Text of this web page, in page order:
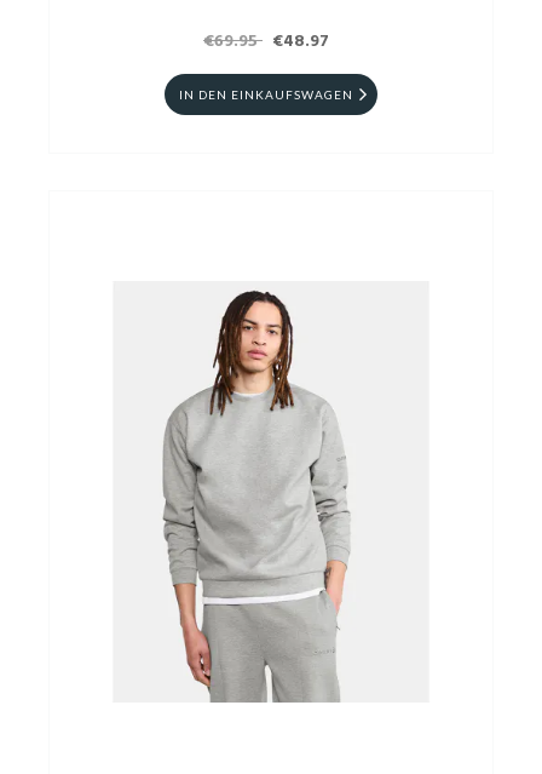
€69.95 €48.97
IN DEN EINKAUFSWAGEN